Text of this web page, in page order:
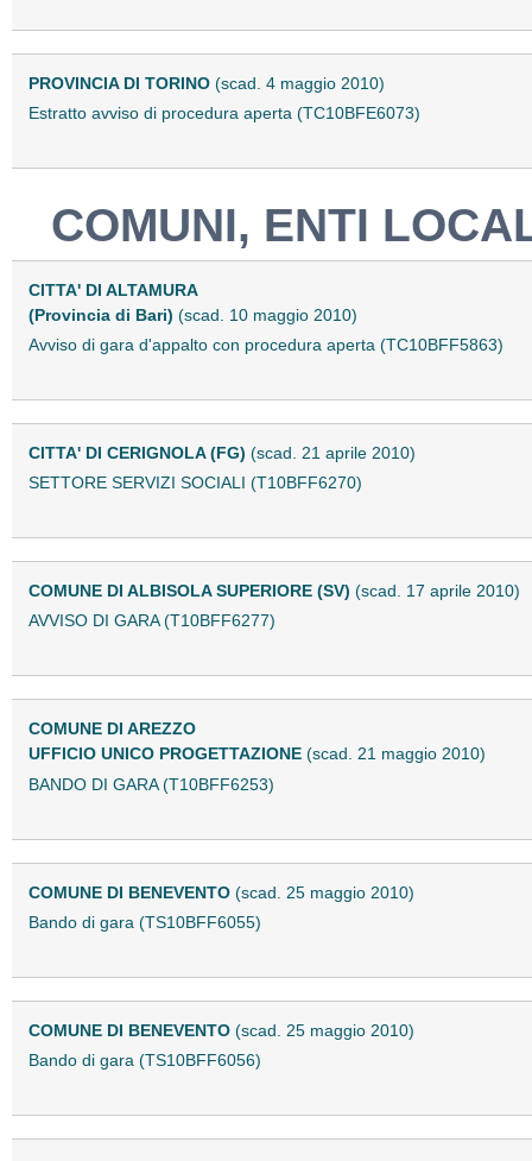
PROVINCIA DI TORINO (scad. 4 maggio 2010)
Estratto avviso di procedura aperta (TC10BFE6073)
COMUNI, ENTI
CITTA' DI ALTAMURA
(Provincia di Bari) (scad. 10 maggio 2010)
Avviso di gara d'appalto con procedura aperta (TC10BFF5863)
CITTA' DI CERIGNOLA (FG) (scad. 21 aprile 2010)
SETTORE SERVIZI SOCIALI (T10BFF6270)
COMUNE DI ALBISOLA SUPERIORE (SV) (scad. 17 aprile 2010)
AVVISO DI GARA (T10BFF6277)
COMUNE DI AREZZO
UFFICIO UNICO PROGETTAZIONE (scad. 21 maggio 2010)
BANDO DI GARA (T10BFF6253)
COMUNE DI BENEVENTO (scad. 25 maggio 2010)
Bando di gara (TS10BFF6055)
COMUNE DI BENEVENTO (scad. 25 maggio 2010)
Bando di gara (TS10BFF6056)